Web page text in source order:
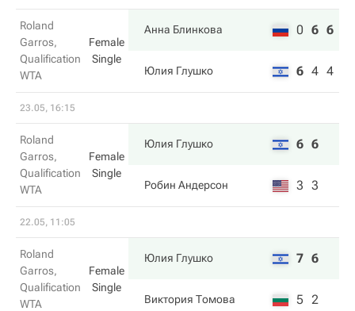
Roland
Garros,
Qualification
WTA
Female
Single
Анна Блинкова 0 6 6
Юлия Глушко 6 4 4
23.05, 16:15
Roland
Garros,
Qualification
WTA
Female
Single
Юлия Глушко 6 6
Робин Андерсон 3 3
22.05, 11:05
Roland
Garros,
Qualification
WTA
Female
Single
Юлия Глушко 7 6
Виктория Томова 5 2